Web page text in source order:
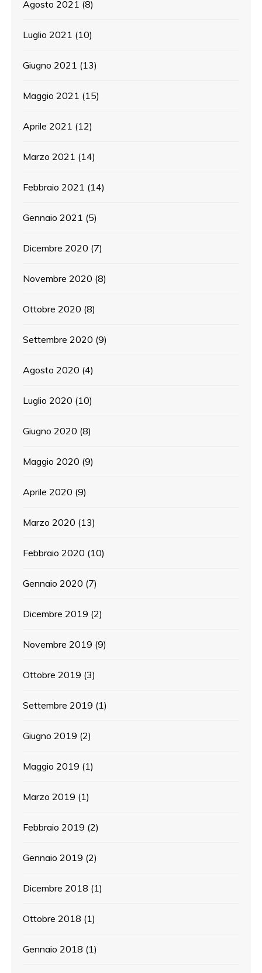
Agosto 2021 (8)
Luglio 2021 (10)
Giugno 2021 (13)
Maggio 2021 (15)
Aprile 2021 (12)
Marzo 2021 (14)
Febbraio 2021 (14)
Gennaio 2021 (5)
Dicembre 2020 (7)
Novembre 2020 (8)
Ottobre 2020 (8)
Settembre 2020 (9)
Agosto 2020 (4)
Luglio 2020 (10)
Giugno 2020 (8)
Maggio 2020 (9)
Aprile 2020 (9)
Marzo 2020 (13)
Febbraio 2020 (10)
Gennaio 2020 (7)
Dicembre 2019 (2)
Novembre 2019 (9)
Ottobre 2019 (3)
Settembre 2019 (1)
Giugno 2019 (2)
Maggio 2019 (1)
Marzo 2019 (1)
Febbraio 2019 (2)
Gennaio 2019 (2)
Dicembre 2018 (1)
Ottobre 2018 (1)
Gennaio 2018 (1)